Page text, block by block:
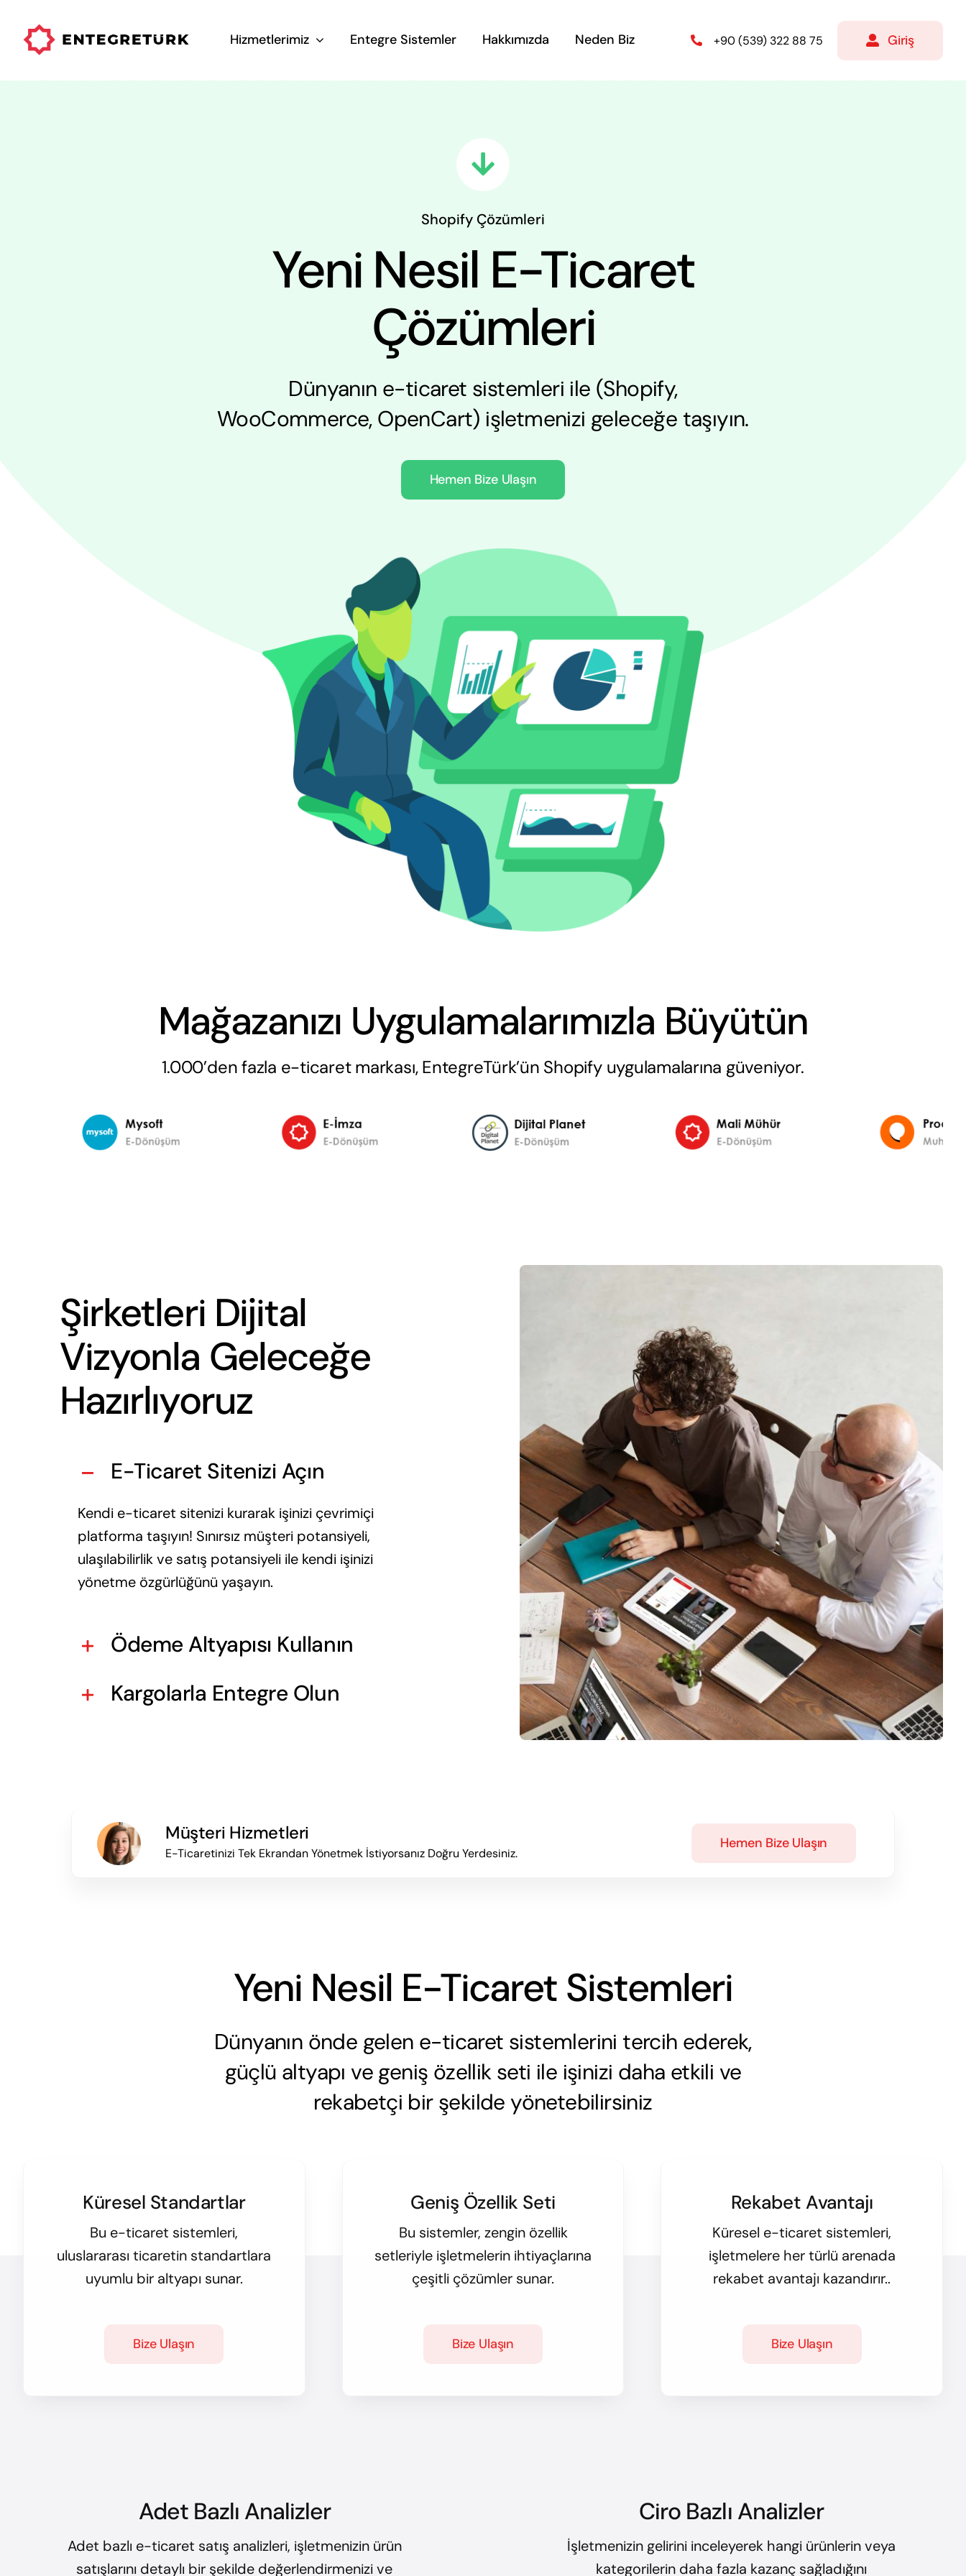
content
Hizmetlerimiz Entegre Sistemler Hakkımızda Neden Biz +90 (539) 322 88 75 Giriş
Shopify Çözümleri
Yeni Nesil E-Ticaret
Çözümleri
Dünyanın e-ticaret sistemleri ile (Shopify,
WooCommerce, OpenCart) işletmenizi geleceğe taşıyın.
Hemen Bize Ulaşın
Mağazanızı Uygulamalarımızla Büyütün
1.000’den fazla e-ticaret markası, EntegreTürk’ün Shopify uygulamalarına güveniyor.
Şirketleri Dijital
Vizyonla Geleceğe
Hazırlıyoruz
E-Ticaret Sitenizi Açın
Kendi e-ticaret sitenizi kurarak işinizi çevrimiçi
platforma taşıyın! Sınırsız müşteri potansiyeli,
ulaşılabilirlik ve satış potansiyeli ile kendi işinizi
yönetme özgürlüğünü yaşayın.
Ödeme Altyapısı Kullanın
Kargolarla Entegre Olun
Müşteri Hizmetleri
E-Ticaretinizi Tek Ekrandan Yönetmek İstiyorsanız Doğru Yerdesiniz.
Hemen Bize Ulaşın
Yeni Nesil E-Ticaret Sistemleri
Dünyanın önde gelen e-ticaret sistemlerini tercih ederek,
güçlü altyapı ve geniş özellik seti ile işinizi daha etkili ve
rekabetçi bir şekilde yönetebilirsiniz
Küresel Standartlar
Bu e-ticaret sistemleri,
uluslararası ticaretin standartlara
uyumlu bir altyapı sunar.
Bize Ulaşın
Geniş Özellik Seti
Bu sistemler, zengin özellik
setleriyle işletmelerin ihtiyaçlarına
çeşitli çözümler sunar.
Bize Ulaşın
Rekabet Avantajı
Küresel e-ticaret sistemleri,
işletmelere her türlü arenada
rekabet avantajı kazandırır..
Bize Ulaşın
Adet Bazlı Analizler
Adet bazlı e-ticaret satış analizleri, işletmenizin ürün
satışlarını detaylı bir şekilde değerlendirmenizi ve
Ciro Bazlı Analizler
İşletmenizin gelirini inceleyerek hangi ürünlerin veya
kategorilerin daha fazla kazanç sağladığını